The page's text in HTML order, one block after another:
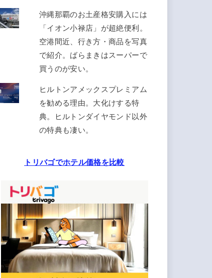
沖縄那覇のお土産格安購入には
「イオン小禄店」が超絶便利。
空港間近、行き方・商品を写真
で紹介。ばらまきはスーパーで
買うのが安い。
ヒルトンアメックスプレミアム
を勧める理由。大化けする特
典。ヒルトンダイヤモンド以外
の特典も凄い。
トリバゴでホテル価格を比較